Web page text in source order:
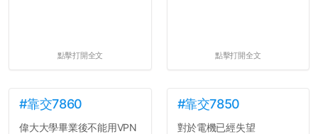
點擊打開全文 點擊打開全文
#靠交7860
偉大大學畢業後不能用VPN
#靠交7850
對於電機已經失望